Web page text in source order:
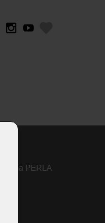
PERLA